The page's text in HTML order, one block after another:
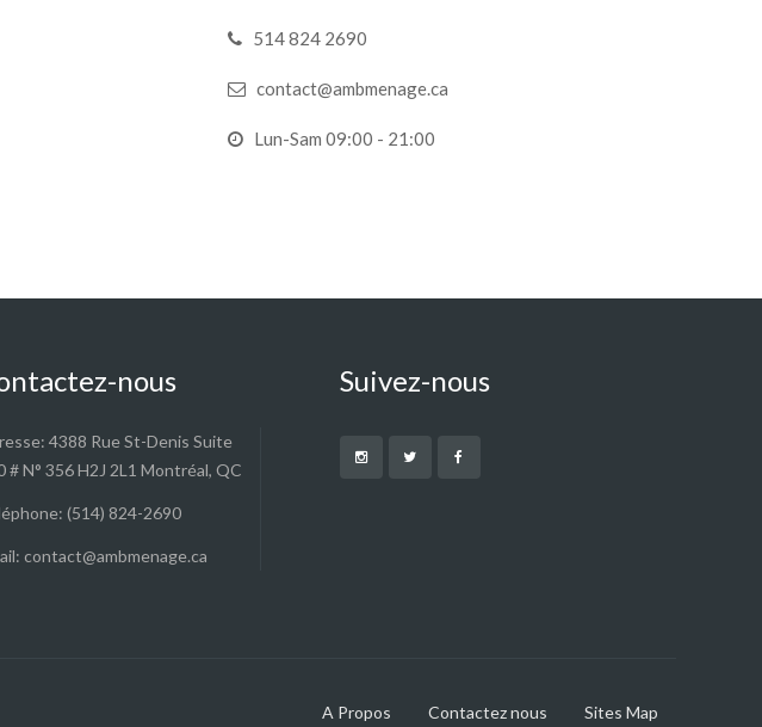
514 824 2690
contact@ambmenage.ca
Lun-Sam 09:00 - 21:00
nous
4388 Rue St-Denis Suite
# N° 356 H2J 2L1 Montréal, QC
(514) 824-2690
contact@ambmenage.ca
Suivez-nous
A Propos Contactez nous Sites Map